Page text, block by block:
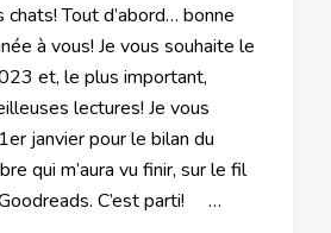
chats! Tout d’abord… bonne
à vous! Je vous souhaite le
et, le plus important,
lectures! Je vous
janvier pour le bilan du
qui m’aura vu finir, sur le fil
C’est parti! …